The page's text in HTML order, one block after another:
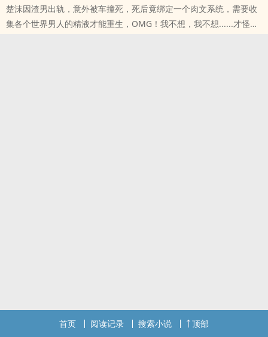
楚沫因渣男出轨，意外被车撞死，死后竟绑定一个‌‌‍肉‌文‌‎‌系统，需要收
集各个世界男人的‌‍精‎液‍‍才能重生，OMG！我不想，我不想......才怪！
首页 阅读记录 搜索小说 顶部